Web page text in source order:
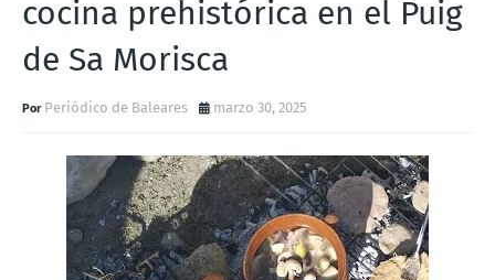
cocina prehistórica en el Puig
de Sa Morisca
Periódico de Baleares marzo 30, 2025